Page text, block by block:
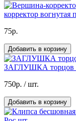
корректор вогнутая
75р.
Добавить в корзину
ЗАГЛУШКА торцов
750р. / шт.
Добавить в корзину